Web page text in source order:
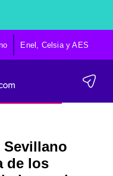
Enel, Celsia y AES
Sevillano
de los